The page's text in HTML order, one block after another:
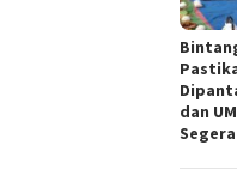
dan